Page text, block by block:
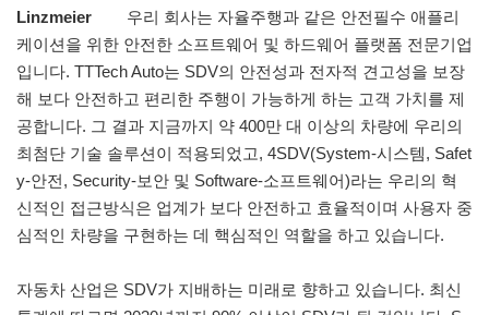
Linzmeier
우리 회사는 자율주행과 같은 안전필수 애플리
케이션을 위한 안전한 소프트웨어 및 하드웨어 플랫폼 전문기업
입니다. TTTech Auto는 SDV의 안전성과 전자적 견고성을 보장
해 보다 안전하고 편리한 주행이 가능하게 하는 고객 가치를 제
공합니다. 그 결과 지금까지 약 400만 대 이상의 차량에 우리의
최첨단 기술 솔루션이 적용되었고, 4SDV(System-시스템, Safet
y-안전, Security-보안 및 Software-소프트웨어)라는 우리의 혁
신적인 접근방식은 업계가 보다 안전하고 효율적이며 사용자 중
심적인 차량을 구현하는 데 핵심적인 역할을 하고 있습니다.
자동차 산업은 SDV가 지배하는 미래로 향하고 있습니다. 최신